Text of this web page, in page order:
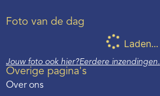
Foto van de dag
Laden...
Jouw foto ook hier?Eerdere inzendingen.
Overige pagina's
Over ons